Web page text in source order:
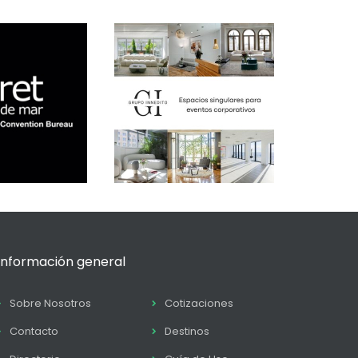
general
Sobre Nosotros
Cotizaciones
Contacto
Destinos